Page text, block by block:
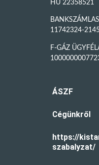
HU 22358521
11742324-
F-GÁZ
ÁSZF
Cégünkről
https://
szabalyzat/